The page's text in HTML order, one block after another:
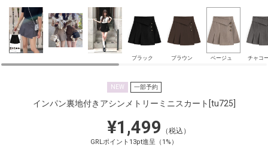
ブラック ブラウン ベージュ チャコ
NEW 一部予約
インパン裏地付きアシンメトリーミニスカート [tu725]
¥1,499 （税込）
GRLポイント13pt進呈（1%）